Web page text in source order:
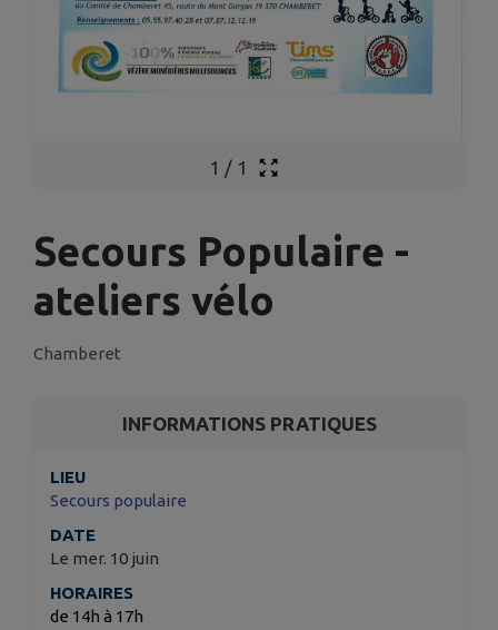
1 / 1
Secours Populaire -
ateliers vélo
Chamberet
INFORMATIONS PRATIQUES
LIEU
Secours populaire
DATE
Le mer. 10 juin
HORAIRES
de 14h à 17h